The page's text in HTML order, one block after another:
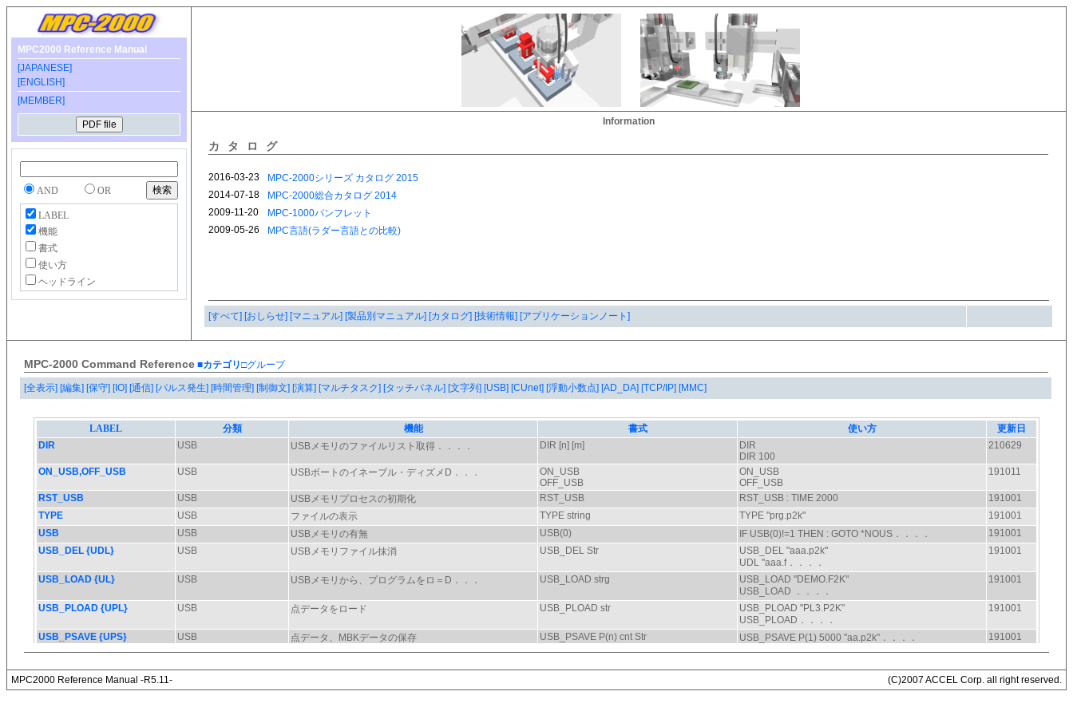
MPC2000 Reference Manual
[JAPANESE]
[ENGLISH]
[MEMBER]
AND OR
LABEL
機能
書式
使い方
ヘッドライン
Information
カタログ
[すべて] [おしらせ] [マニュアル] [製品別マニュアル] [カタログ] [技術情報] [アプリケーションノート]
MPC-2000 Command Reference ■カテゴリ□グループ
[全表示] [編集] [保守] [IO] [通信] [パルス発生] [時間管理] [制御文] [演算] [マルチタスク] [タッチパネル] [文字列] [USB] [CUnet] [浮動小数点] [AD_DA] [TCP/IP] [MMC]
MPC2000 Reference Manual -R5.11- (C)2007 ACCEL Corp. all right reserved.